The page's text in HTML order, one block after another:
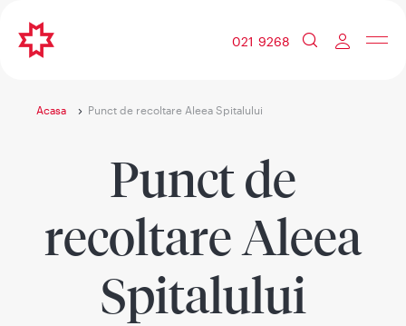
021 9268
Acasa Punct de recoltare Aleea Spitalului
Punct de
recoltare Aleea
Spitalului